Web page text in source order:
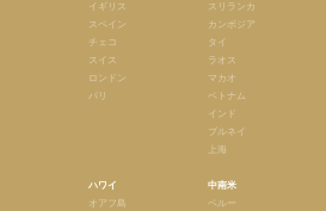
イギリス
スペイン
チェコ
スイス
ロンドン
パリ
ハワイ
オアフ島
スリランカ
カンボジア
タイ
ラオス
マカオ
ベトナム
インド
ブルネイ
上海
中南米
ペルー